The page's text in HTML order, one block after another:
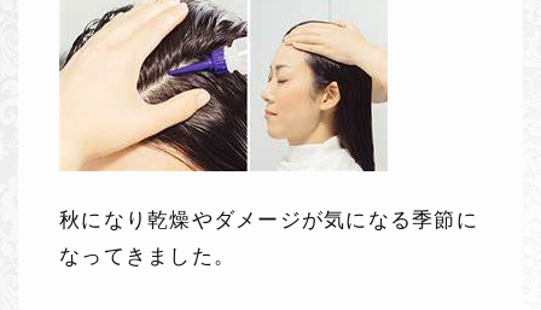
秋になり乾燥やダメージが気になる季節に
なってきました。